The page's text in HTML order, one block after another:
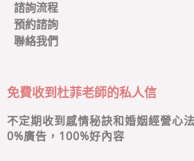
諮詢流程
預約諮詢
聯絡我們
免費收到杜菲老師的私人信
不定期收到感情秘訣和婚姻經營心法
0%廣告，100%好內容